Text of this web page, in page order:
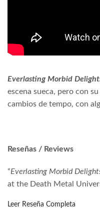
Everlasting Morbid
escena sueca, pero con
cambios de tempo, con
Reseñas / Reviews
“Everlasting Morbid
at the Death Metal
Leer Reseña Completa